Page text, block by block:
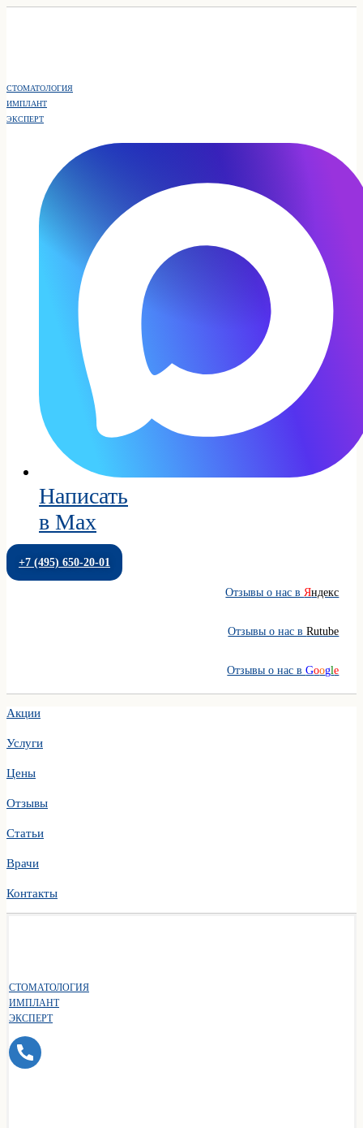
СТОМАТОЛОГИЯ
ИМПЛАНТ
ЭКСПЕРТ
Написать
в Max
+7 (495) 650-20-01
Отзывы о нас вЯндекс
Отзывы о нас вRutube
Отзывы о нас вGoogle
Акции
Услуги
Цены
Отзывы
Статьи
Врачи
Контакты
СТОМАТОЛОГИЯ
ИМПЛАНТ
ЭКСПЕРТ